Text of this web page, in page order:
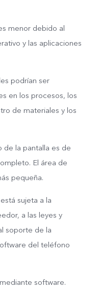
menor debido al
y las aplicaciones
podrían ser
en los procesos, los
de materiales y los
de la pantalla es de
El área de
pequeña.
sujeta a la
a las leyes y
soporte de la
del teléfono
software.